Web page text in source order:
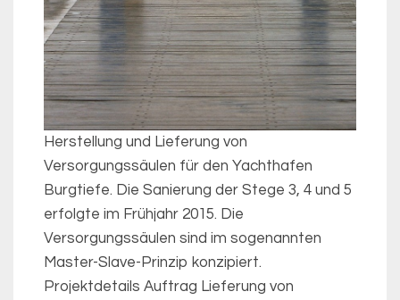
Herstellung und Lieferung von
Versorgungssäulen für den Yachthafen
Burgtiefe. Die Sanierung der Stege 3, 4 und 5
erfolgte im Frühjahr 2015. Die
Versorgungssäulen sind im sogenannten
Master-Slave-Prinzip konzipiert.
Projektdetails Auftrag Lieferung von